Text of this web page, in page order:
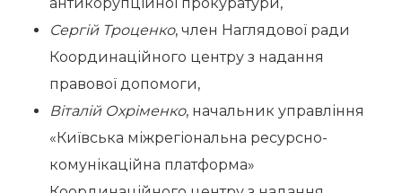
Сергій Троценко, член Наглядової ради
Координаційного центру з надання
правової допомоги,
Віталій Охріменко, начальник управління
«Київська міжрегіональна ресурсно-
комунікаційна платформа»